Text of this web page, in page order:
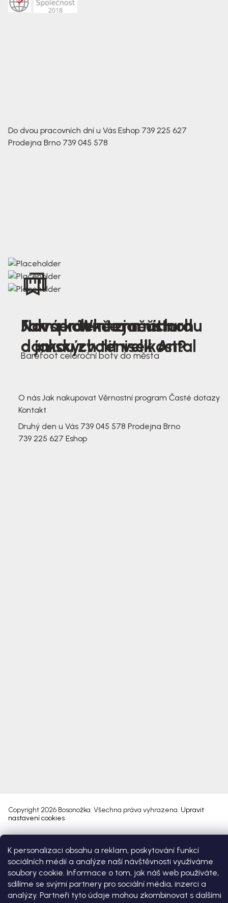
K personalizaci obsahu a reklam, poskytování funkcí
sociálních médií a analýze naší návštěvnosti využíváme
soubory cookie. Informace o tom, jak náš web používáte,
sdílíme se svými partnery pro sociální média, inzerci a
analýzy. Partneři tyto údaje mohou zkombinovat s dalšími
Do dvou pracovních dní u Vás Eshop 739 225 627
Prodejna Brno 739 045 578
Nová kolekce jarních
dámských tenisek Antal
Jak správně změřit nohu
a jakou zvolit velikost?
Farmer Winter mustard
Barefoot celoroční boty do města
O nás Jak nakupovat Věrnostní program Časté dotazy
Kontakt
Druhý den u Vás 739 045 578 Prodejna Brno
739 225 627 Eshop
Copyright 2026 Bosonožka. Všechna práva vyhrazena. Upravit
nastavení cookies